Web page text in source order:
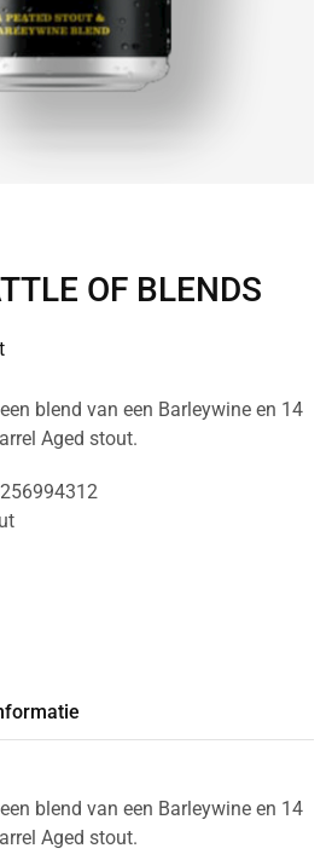
OF BLENDS
blend van een Barleywine en 14
Aged stout.
blend van een Barleywine en 14
Aged stout.